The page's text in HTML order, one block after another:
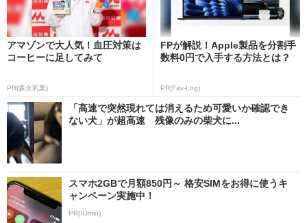
アマゾンで大人気！血圧対策は
コーヒーに足してみて
PR(森永乳業)
FPが解説！Apple製品を分割手
数料0円で入手する方法とは？
PR(Fav-Log)
「高速で突然現れては消えるため可愛いか確認でき
ない犬」が超高速 残像のみの柴犬に...
スマホ2GBで月額850円～ 格安SIMをお得に使うキ
ャンペーン実施中！
PR(IIJmio)